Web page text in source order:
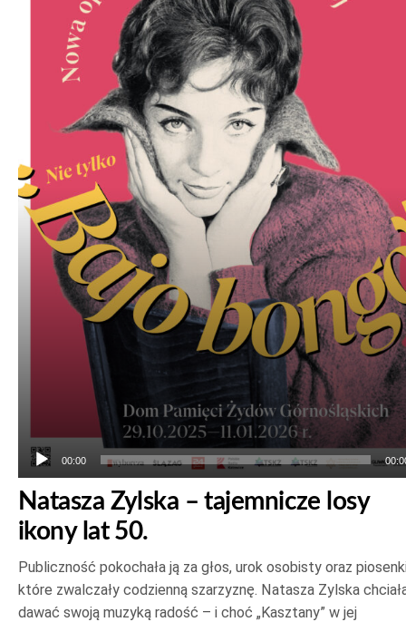
00:00
Natasza Zylska – tajemnicze losy
ikony lat 50.
Publiczność pokochała ją za głos, urok osobisty oraz
które zwalczały codzienną szarzyznę. Natasza Zylska
dawać swoją muzyką radość – i choć „Kasztany” w jej